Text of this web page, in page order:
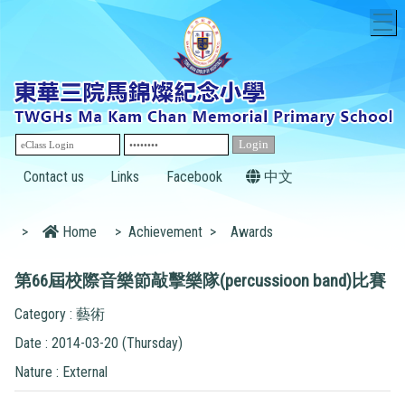
Contact us Links Facebook 中文
> Home > Achievement > Awards
第66屆校際音樂節敲擊樂隊(percussioon band)比賽
Category : 藝術
Date : 2014-03-20 (Thursday)
Nature : External